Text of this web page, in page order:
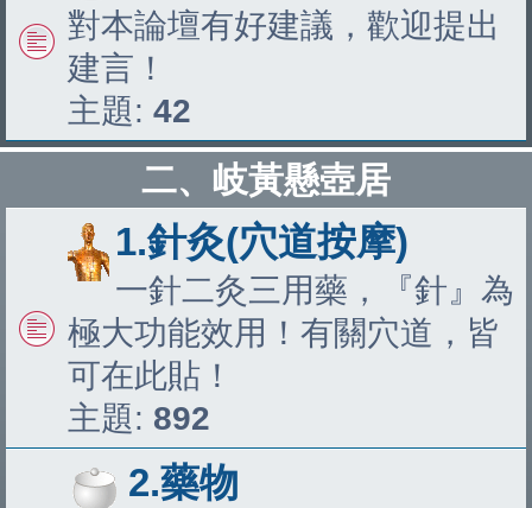
對本論壇有好建議，歡迎提出
建言！
主題: 42
二、岐黃懸壺居
1.針灸(穴道按摩)
一針二灸三用藥，『針』為
極大功能效用！有關穴道，皆
可在此貼！
主題: 892
2.藥物